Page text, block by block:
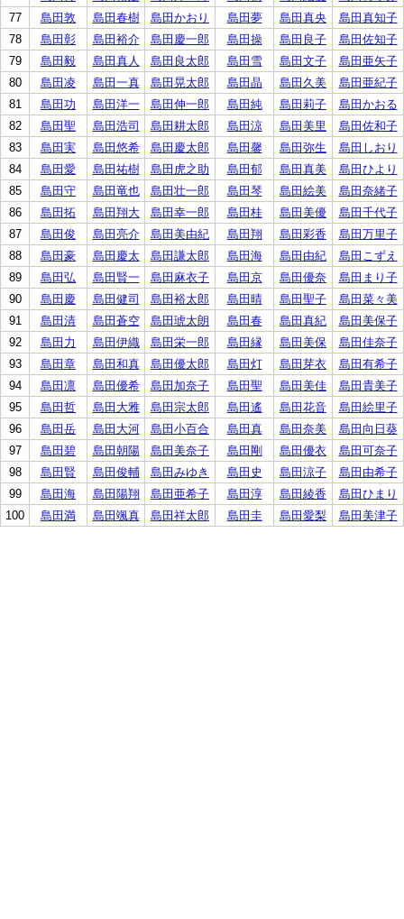
77
島田敦 島田春樹 島田かおり 島田夢 島田真央
島田真知子
78
島田彰 島田裕介 島田慶一郎 島田操 島田良子
島田佐知子
79
島田毅 島田真人 島田良太郎 島田雪 島田文子
島田亜矢子
80
島田凌 島田一真 島田晃太郎 島田晶 島田久美
島田亜紀子
81
島田功 島田洋一 島田伸一郎 島田純 島田莉子
島田かおる
82
島田聖 島田浩司 島田耕太郎 島田涼 島田美里
島田佐和子
83
島田実 島田悠希 島田慶太郎 島田馨 島田弥生
島田しおり
84
島田愛 島田祐樹 島田虎之助 島田郁 島田真美
島田ひより
85
島田守 島田竜也 島田壮一郎 島田琴 島田絵美
島田奈緒子
86
島田拓 島田翔大 島田幸一郎 島田桂 島田美優
島田千代子
87
島田俊 島田亮介 島田美由紀 島田翔 島田彩香
島田万里子
88
島田豪 島田慶太 島田謙太郎 島田海 島田由紀
島田こずえ
89
島田弘 島田賢一 島田麻衣子 島田京 島田優奈
島田まり子
90
島田慶 島田健司 島田裕太郎 島田晴 島田聖子
島田菜々美
91
島田清 島田蒼空 島田琥太朗 島田春 島田真紀
島田美保子
92
島田力 島田伊織 島田栄一郎 島田縁 島田美保
島田佳奈子
93
島田章 島田和真 島田優太郎 島田灯 島田芽衣
島田有希子
94
島田凛 島田優希 島田加奈子 島田聖 島田美佳
島田貴美子
95
島田哲 島田大雅 島田宗太郎 島田遙 島田花音
島田絵里子
96
島田岳 島田大河 島田小百合 島田真 島田奈美
島田向日葵
97
島田碧 島田朝陽 島田美奈子 島田剛 島田優衣
島田可奈子
98
島田賢 島田俊輔 島田みゆき 島田史 島田涼子
島田由希子
99
島田海 島田陽翔 島田亜希子 島田淳 島田綾香
島田ひまり
100
島田満 島田颯真 島田祥太郎 島田圭 島田愛梨 島田美津子